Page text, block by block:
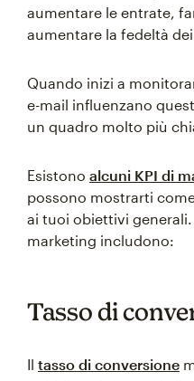
aumentare le entrate,
aumentare la fedeltà
Quando inizi a
e-mail influenzano
un quadro molto più
Esistono alcuni KPI di
possono mostrarti
ai tuoi obiettivi
marketing includono:
Tasso di
Il tasso di conversione